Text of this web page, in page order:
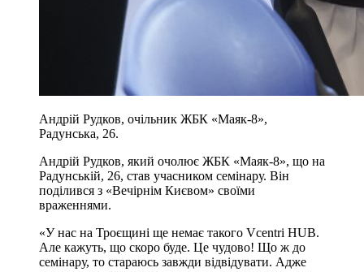
Андрій Рудков, очільник ЖБК «Маяк-8»,
Радунська, 26.
Андрій Рудков, який очолює ЖБК «Маяк-8», що на
Радунській, 26, став учасником семінару. Він
поділився з «Вечірнім Києвом» своїми
враженнями.
«У нас на Троєщині ще немає такого Vcentri HUB.
Але кажуть, що скоро буде. Це чудово! Що ж до
семінару, то стараюсь завжди відвідувати. Адже